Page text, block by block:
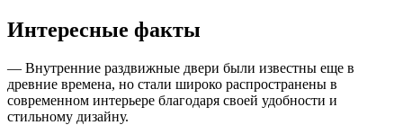
Интересные факты
— Внутренние раздвижные двери были известны еще в
древние времена, но стали широко распространены в
современном интерьере благодаря своей удобности и
стильному дизайну.